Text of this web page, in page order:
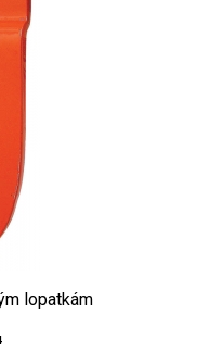
lopatkám